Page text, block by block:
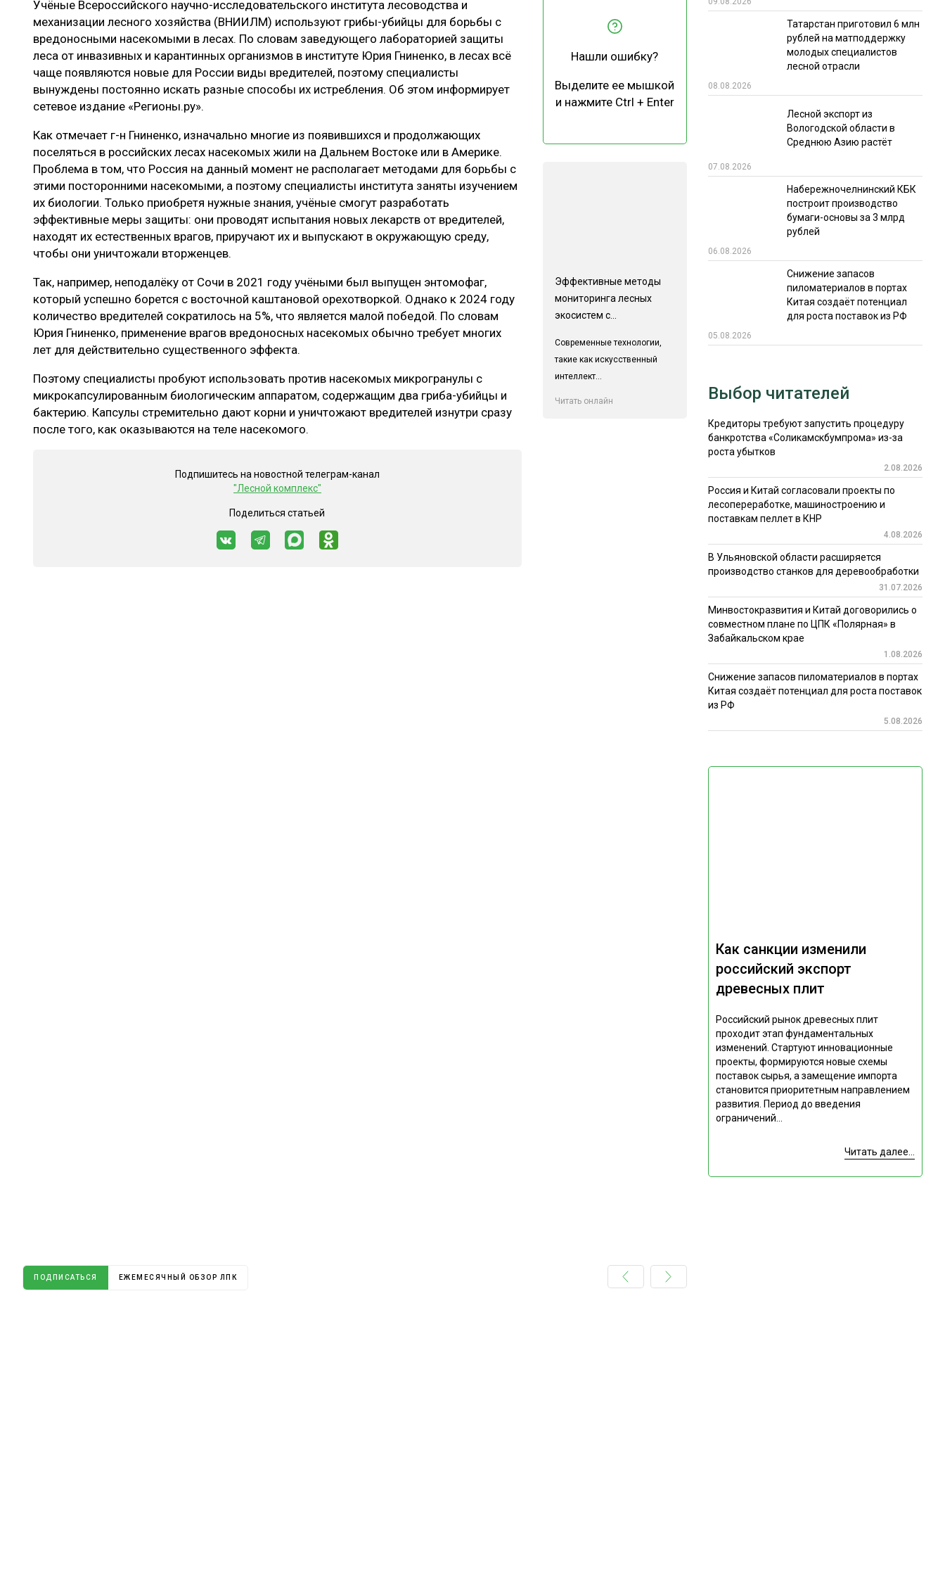
ЛЕСОВОССТАНОВЛЕНИЕ И ЗАЩИТА
ПРОИЗВОДСТВО ДРЕВЕСНЫХ ПЛИТ
СУШКА ДРЕВЕСИНЫ
ОТРАСЛЕВАЯ ДИСКУССИЯ
ЭКСПЕРТНОЕ МНЕНИЕ
КАЛЕНДАРЬ ВЫСТАВОК ИТОГИ МЕРОПРИЯТИЙ
Учёные Всероссийского научно-исследовательского института лесоводства и
механизации лесного хозяйства (ВНИИЛМ) используют грибы-убийцы для борьбы с
вредоносными насекомыми в лесах. По словам заведующего лабораторией защиты
леса от инвазивных и карантинных организмов в институте Юрия Гниненко, в лесах всё
чаще появляются новые для России виды вредителей, поэтому специалисты
вынуждены постоянно искать разные способы их истребления. Об этом информирует
сетевое издание «Регионы.ру».
Как отмечает г-н Гниненко, изначально многие из появившихся и продолжающих
поселяться в российских лесах насекомых жили на Дальнем Востоке или в Америке.
Проблема в том, что Россия на данный момент не располагает методами для борьбы с
этими посторонними насекомыми, а поэтому специалисты института заняты изучением
их биологии. Только приобретя нужные знания, учёные смогут разработать
эффективные меры защиты: они проводят испытания новых лекарств от вредителей,
находят их естественных врагов, приручают их и выпускают в окружающую среду,
чтобы они уничтожали вторженцев.
Так, например, неподалёку от Сочи в 2021 году учёными был выпущен энтомофаг,
который успешно борется с восточной каштановой орехотворкой. Однако к 2024 году
количество вредителей сократилось на 5%, что является малой победой. По словам
Юрия Гниненко, применение врагов вредоносных насекомых обычно требует многих
лет для действительно существенного эффекта.
Поэтому специалисты пробуют использовать против насекомых микрогранулы с
микрокапсулированным биологическим аппаратом, содержащим два гриба-убийцы и
бактерию. Капсулы стремительно дают корни и уничтожают вредителей изнутри сразу
после того, как оказываются на теле насекомого.
Подпишитесь на новостной телеграм-канал
"Лесной комплекс"
Поделиться статьей
Нашли ошибку?
Выделите ее мышкой
и нажмите Ctrl + Enter
Эффективные методы
мониторинга лесных
экосистем с...
Современные технологии,
такие как искусственный
интеллект...
Читать онлайн
Татарстан приготовил 6 млн
рублей на матподдержку
молодых специалистов
лесной отрасли
08.08.2026
Лесной экспорт из
Вологодской области в
Среднюю Азию растёт
07.08.2026
Набережночелнинский КБК
построит производство
бумаги-основы за 3 млрд
рублей
06.08.2026
Снижение запасов
пиломатериалов в портах
Китая создаёт потенциал
для роста поставок из РФ
05.08.2026
Как санкции изменили
российский экспорт
древесных плит
Российский рынок древесных плит
проходит этап фундаментальных
изменений. Стартуют инновационные
проекты, формируются новые схемы
поставок сырья, а замещение импорта
становится приоритетным направлением
развития. Период до введения
ограничений...
Читать далее...
ПОДПИСАТЬСЯ ЕЖЕМЕСЯЧНЫЙ ОБЗОР ЛПК
Выбор читателей
Кредиторы требуют запустить процедуру
банкротства «Соликамскбумпрома» из-за
роста убытков
2.08.2026
Россия и Китай согласовали проекты по
лесопереработке, машиностроению и
поставкам пеллет в КНР
4.08.2026
В Ульяновской области расширяется
производство станков для деревообработки
31.07.2026
Минвостокразвития и Китай договорились о
совместном плане по ЦПК «Полярная» в
Забайкальском крае
1.08.2026
Снижение запасов пиломатериалов в портах
Китая создаёт потенциал для роста поставок
из РФ
5.08.2026